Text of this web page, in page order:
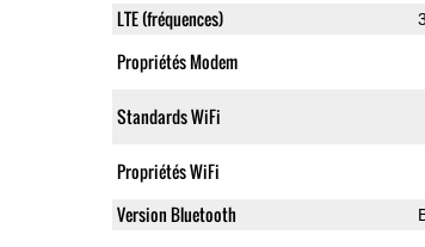
LTE (fréquences)
Propriétés Modem
Standards WiFi
Propriétés WiFi
Version Bluetooth